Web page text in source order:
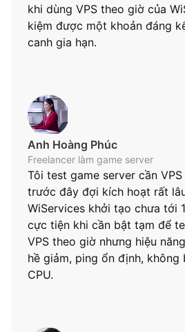
khi dùng VPS theo giờ của
kiệm được một khoản đáng
canh gia hạn.
Anh Hoàng Phúc
Freelancer làm game server
Tôi test game server cần
trước đây đợi kích hoạt rất
WiServices khởi tạo chưa tới
cực tiện khi cần bật tạm để
VPS theo giờ nhưng hiệu
hề giảm, ping ổn định, không
CPU.